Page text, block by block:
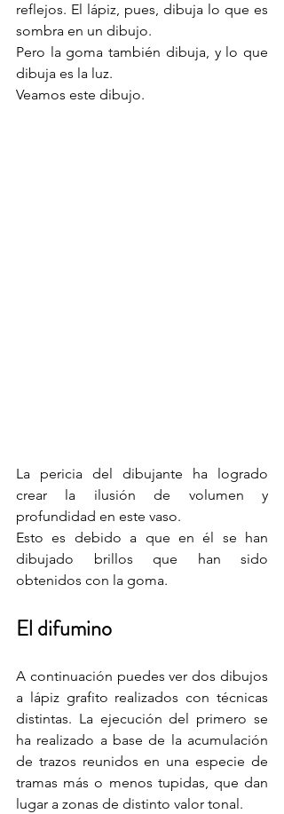
reflejos. El lápiz, pues, dibuja lo que es
sombra en un dibujo.
Pero la goma también dibuja, y lo que
dibuja es la luz.
Veamos este dibujo.
La pericia del dibujante ha logrado
crear la ilusión de volumen y
profundidad en este vaso.
Esto es debido a que en él se han
dibujado brillos que han sido
obtenidos con la goma.
El difumino
A continuación puedes ver dos dibujos
a lápiz grafito realizados con técnicas
distintas. La ejecución del primero se
ha realizado a base de la acumulación
de trazos reunidos en una especie de
tramas más o menos tupidas, que dan
lugar a zonas de distinto valor tonal.